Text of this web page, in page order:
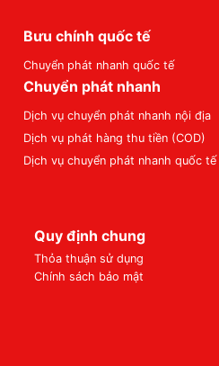
Bưu chính quốc tế
Chuyển phát nhanh quốc tế
Chuyển phát nhanh
Dịch vụ chuyển phát nhanh nội địa
Dịch vụ phát hàng thu tiền (COD)
Dịch vụ chuyển phát nhanh quốc tế
Quy định chung
Thỏa thuận sử dụng
Chính sách bảo mật